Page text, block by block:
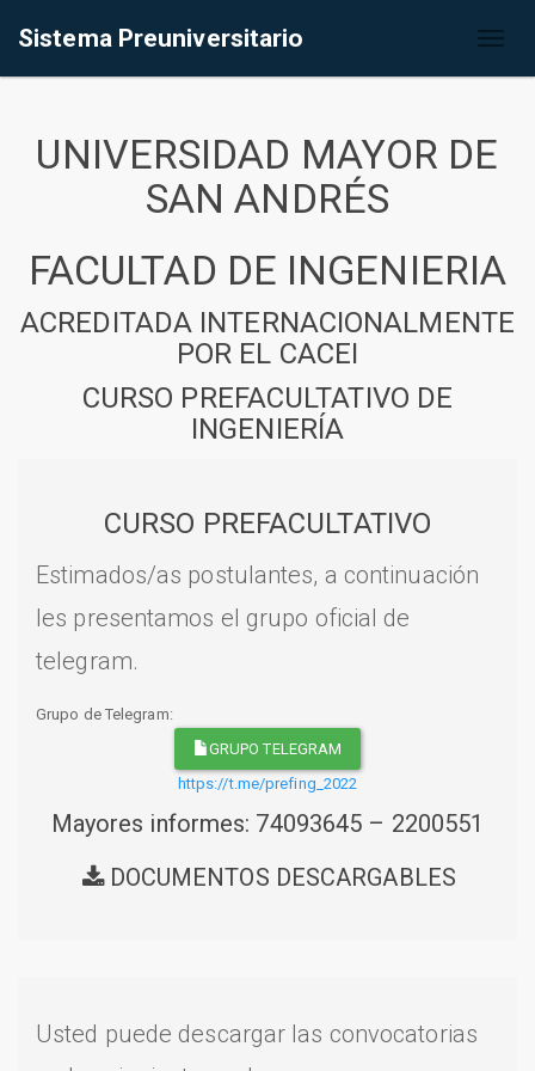
Sistema Preuniversitario
UNIVERSIDAD MAYOR DE
SAN ANDRÉS
FACULTAD DE INGENIERIA
ACREDITADA INTERNACIONALMENTE
POR EL CACEI
CURSO PREFACULTATIVO DE
INGENIERÍA
CURSO PREFACULTATIVO
Estimados/as postulantes, a continuación
les presentamos el grupo oficial de
telegram.
Grupo de Telegram:
GRUPO TELEGRAM
https://t.me/prefing_2022
Mayores informes: 74093645 – 2200551
DOCUMENTOS DESCARGABLES
Usted puede descargar las convocatorias